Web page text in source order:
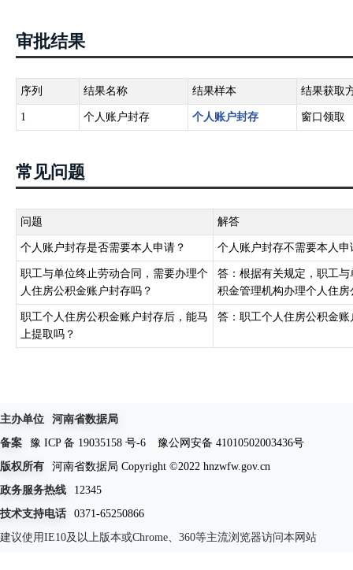
审批结果
序列 结果名称 结果样本 结果获取
1 个人账户封存 个人账户封存 窗口领取
常见问题
问题 解答
个人账户封存是否需要本人申请？ 个人账户封存不需要本人
职工与单位终止劳动合同，需要办理个
人住房公积金账户封存吗？
答：根据有关规定，职工
积金管理机构办理个人住
职工个人住房公积金账户封存后，能马
上提取吗？
答：职工个人住房公积金
主办单位
河南省数据局
备案
豫 ICP 备 19035158 号-6
豫公网安备 41010502003436号
版权所有
河南省数据局 Copyright ©2022 hnzwfw.gov.cn
政务服务热线
12345
技术支持电话
0371-65250866
建议使用IE10及以上版本或Chrome、360等主流浏览器访问本网站